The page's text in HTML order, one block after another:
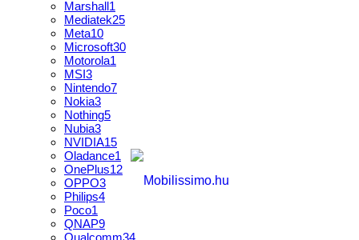
Marshall1
Mediatek25
Meta10
Microsoft30
Motorola1
MSI3
Nintendo7
Nokia3
Nothing5
Nubia3
NVIDIA15
Oladance1
OnePlus12
OPPO3
Philips4
Poco1
QNAP9
Qualcomm34